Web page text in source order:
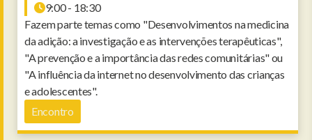
9:00 - 18:30
Fazem parte temas como "Desenvolvimentos na medicina
da adição: a investigação e as intervenções terapêuticas",
"A prevenção e a importância das redes comunitárias" ou
"A influência da internet no desenvolvimento das crianças
e adolescentes".
Encontro